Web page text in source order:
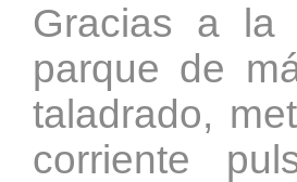
Gracias a la
parque de
taladrado,
corriente